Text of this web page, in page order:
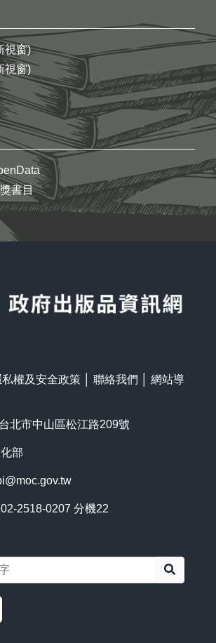
視窗)
視窗)
書目
私權及安全政策 聯絡我們
網站導
北市中山區松江路209號
部
2518-0207 分機22